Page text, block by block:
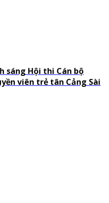
sáng Hội thi Cán bộ
viên trẻ tân Cảng Sài